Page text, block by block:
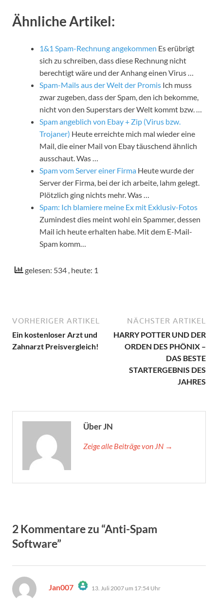
Ähnliche Artikel:
1&1 Spam-Rechnung angekommen Es erübrigt
sich zu schreiben, dass diese Rechnung nicht
berechtigt wäre und der Anhang einen Virus …
Spam-Mails aus der Welt der Promis Ich muss
zwar zugeben, dass der Spam, den ich bekomme,
nicht von den Superstars der Welt kommt bzw. …
Spam angeblich von Ebay + Zip (Virus bzw.
Trojaner) Heute erreichte mich mal wieder eine
Mail, die einer Mail von Ebay täuschend ähnlich
ausschaut. Was …
Spam vom Server einer Firma Heute wurde der
Server der Firma, bei der ich arbeite, lahm gelegt.
Plötzlich ging nichts mehr. Was …
Spam: Ich blamiere meine Ex mit Exklusiv-Fotos
Zumindest dies meint wohl ein Spammer, dessen
Mail ich heute erhalten habe. Mit dem E-Mail-
Spam komm…
gelesen: 534 , heute: 1
VORHERIGER ARTIKEL
Ein kostenloser Arzt und
Zahnarzt Preisvergleich!
NÄCHSTER ARTIKEL
HARRY POTTER UND DER
ORDEN DES PHÖNIX –
DAS BESTE
STARTERGEBNIS DES
JAHRES
Über JN
Zeige alle Beiträge von JN →
2 Kommentare zu “Anti-Spam
Software”
Jan007 sagt: 13. Juli 2007 um 17:54 Uhr